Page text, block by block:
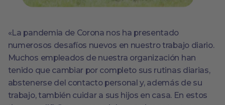
«La pandemia de Corona nos ha presentado
numerosos desafíos nuevos en nuestro trabajo diario.
Muchos empleados de nuestra organización han
tenido que cambiar por completo sus rutinas diarias,
abstenerse del contacto personal y, además de su
trabajo, también cuidar a sus hijos en casa. En estos